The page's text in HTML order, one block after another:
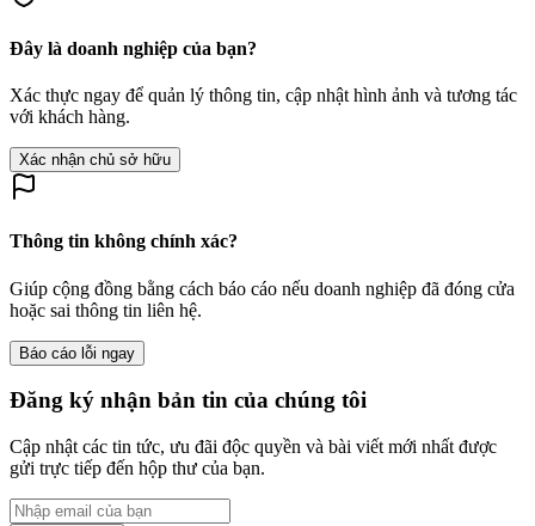
Đây là doanh nghiệp của bạn?
Xác thực ngay để quản lý thông tin, cập nhật hình ảnh và tương tác
với khách hàng.
Xác nhận chủ sở hữu
Thông tin không chính xác?
Giúp cộng đồng bằng cách báo cáo nếu doanh nghiệp đã đóng cửa
hoặc sai thông tin liên hệ.
Báo cáo lỗi ngay
Đăng ký nhận bản tin của chúng tôi
Cập nhật các tin tức, ưu đãi độc quyền và bài viết mới nhất được
gửi trực tiếp đến hộp thư của bạn.